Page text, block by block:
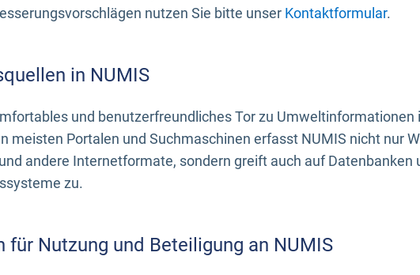
nutzen Sie bitte unser Kontaktformular.
in NUMIS
und benutzerfreundliches Tor zu Umweltinformationen
meisten Portalen und Suchmaschinen erfasst NUMIS nicht nur
andere Internetformate, sondern greift auch auf Datenbanken
zu.
für Nutzung und Beteiligung an NUMIS